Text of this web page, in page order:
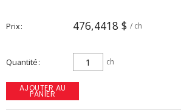
Prix 476,4418 $ / ch
Quantité ch
AJOUTER AU
PANIER